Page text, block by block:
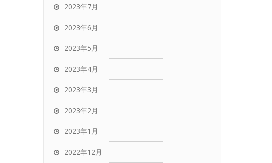
2023年7月
2023年6月
2023年5月
2023年4月
2023年3月
2023年2月
2023年1月
2022年12月